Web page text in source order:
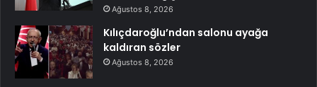
Ağustos 8, 2026
Kılıçdaroğlu’ndan salonu ayağa
kaldıran sözler
Ağustos 8, 2026